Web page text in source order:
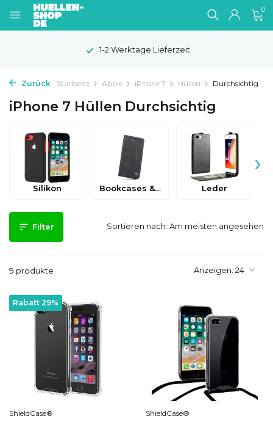
0
1-2 Werktage Lieferzeit
Zurück Startseite Apple iPhone 7 Hüllen Durchsichtig
iPhone 7 Hüllen Durchsichtig
Silikon Bookcases & Flip Cases Leder
›
Filter
9 produkte Anzeigen:
Sortieren nach:
Rabatt 29%
ShieldCase® ShieldCase®